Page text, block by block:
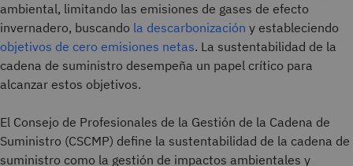
ambiental, limitando las emisiones de gases de efecto
invernadero, buscando la descarbonización y estableciendo
objetivos de cero emisiones netas. La sustentabilidad de la
cadena de suministro desempeña un papel crítico para
alcanzar estos objetivos.
El Consejo de Profesionales de la Gestión de la Cadena de
Suministro (CSCMP) define la sustentabilidad de la cadena de
suministro como la gestión de impactos ambientales y